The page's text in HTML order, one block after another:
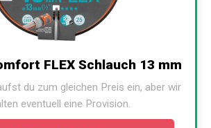
FLEX Schlauch 13 mm
du zum gleichen Preis ein, aber wir
eventuell eine Provision.